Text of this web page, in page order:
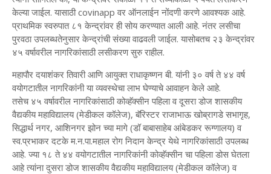
केल्या जाईल. यासाठी covinapp वर ऑनलाईन नोंदणी करणे आवश्यक आहे.
प्राथमिक स्वरुपात ८१ केन्द्रांवर ही सोय करण्यात आली आहे. नंतर लसीचा
पुरवठा उपलब्धतेनुसार केन्द्रांची संख्या वाढवली जाईल. यासोबतच २३ केन्द्रांवर
४५ वर्षावरील नागरिकांसाठी लसीकरण सुरु राहील.
महापौर दयाशंकर तिवारी आणि आयुक्त राधाकृष्णन बी. यांनी ३० वर्ष ते ४४ वर्ष
वयोगटातील नागरिकांनी या व्यवस्थेचा लाभ घेण्याचे आवाहन केले आहे.
तसेच ४५ वर्षावरील नागरिकांसाठी कोव्हॅक्सीन पहिला व दूसरा डोज शासकीय
वैद्यकीय महाविद्यालय (मेडीकल कॉलेज), बॅरिस्टर राजाभाऊ खोब्रागडे सभागृह,
सिद्धार्थ नगर, आशिनगर झोन च्या मागे (डॉ बाबासाहेब आंबेडकर रूग्णालय) व
स्व.प्रभाकर दटके म.न.पा.महाल रोग निदान केन्द्र येथे नागरिकांसाठी उपलब्ध
आहे. ज्या १८ ते ४४ वयोगटातील नागरिकांनी कोव्हॅक्सीन चा पहिला डोस घेतला
आहे त्यांना दुसरा डोज शासकीय वैद्यकीय महाविद्यालय (मेडीकल कॉलेज) व